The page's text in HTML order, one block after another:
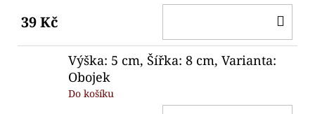
39 Kč
Výška: 5 cm, Šířka: 8 cm, Varianta:
Obojek
Do košíku